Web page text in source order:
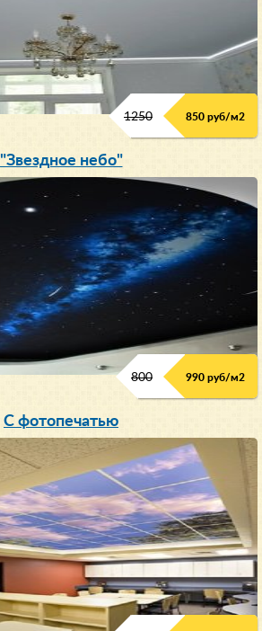
1250 850 руб/м2
"Звездное небо"
800 990 руб/м2
С фотопечатью